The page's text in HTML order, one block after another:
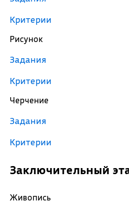
Критерии
Рисунок
Задания
Критерии
Черчение
Задания
Критерии
Заключительный
Живопись